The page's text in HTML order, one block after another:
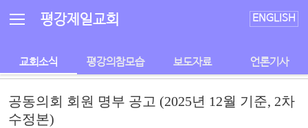
평강제일교회 ENGLISH
교회소식 평강의참모습 보도자료 언론기사
공동의회 회원 명부 공고 (2025년 12월 기준, 2차
수정본)